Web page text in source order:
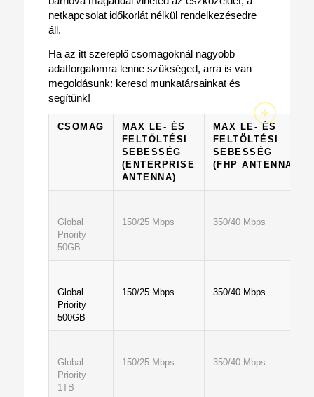
netkapcsolat időkorlát nélkül rendelkezésedre
áll.
Ha az itt szereplő csomagoknál nagyobb
adatforgalomra lenne szükséged, arra is van
megoldásunk: keresd munkatársainkat és
segítünk!
CSOMAG
MAX LE- ÉS
FELTÖLTÉSI
SEBESSÉG
(ENTERPRISE
ANTENNA)
MAX LE- ÉS
FELTÖLTÉSI
SEBESSÉG
(FHP ANTENNA)
Global
Priority
50GB
150/25 Mbps 350/40 Mbps
Global
Priority
500GB
150/25 Mbps 350/40 Mbps
Global
Priority
1TB
150/25 Mbps 350/40 Mbps